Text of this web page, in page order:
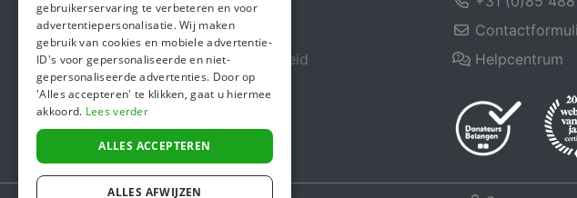
In de media
Veiligheid & Betrouwbaarheid
Algemene voorwaarden
Privacybeleid
Cookiebeleid
Helpcentrum
ENGLISH
gebruikerservaring te verbeteren en voor
advertentiepersonalisatie. Wij maken
gebruik van cookies en mobiele advertentie-
ID's voor gepersonaliseerde en niet-
gepersonaliseerde advertenties. Door op
'Alles accepteren' te klikken, gaat u hiermee
akkoord. Lees verder
ALLES ACCEPTEREN
ALLES AFWIJZEN